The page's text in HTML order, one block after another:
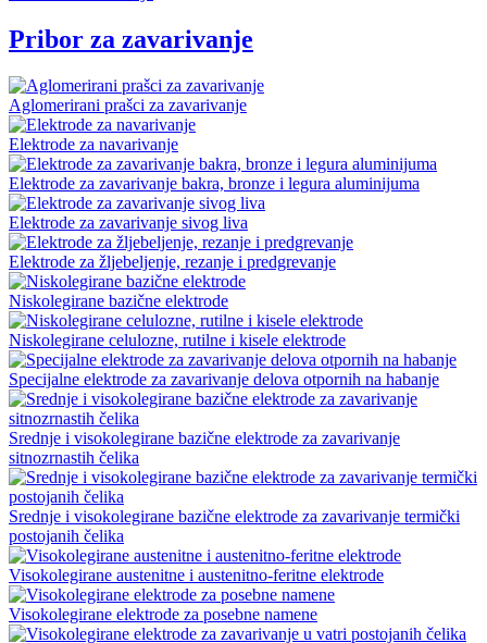
Pribor za zavarivanje
Aglomerirani prašci za zavarivanje
Elektrode za navarivanje
Elektrode za zavarivanje bakra, bronze i legura aluminijuma
Elektrode za zavarivanje sivog liva
Elektrode za žljebeljenje, rezanje i predgrevanje
Niskolegirane bazične elektrode
Niskolegirane celulozne, rutilne i kisele elektrode
Specijalne elektrode za zavarivanje delova otpornih na habanje
Srednje i visokolegirane bazične elektrode za zavarivanje
sitnozrnastih čelika
Srednje i visokolegirane bazične elektrode za zavarivanje termički
postojanih čelika
Visokolegirane austenitne i austenitno-feritne elektrode
Visokolegirane elektrode za posebne namene